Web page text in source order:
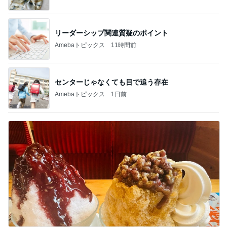
リーダーシップ関連質疑のポイント
Amebaトピックス 11時間前
センターじゃなくても目で追う存在
Amebaトピックス 1日前